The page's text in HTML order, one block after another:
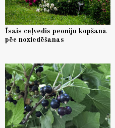
Īsais ceļvedis peoniju kopšanā
pēc noziedēšanas